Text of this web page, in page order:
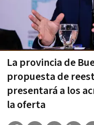
La provincia de
propuesta de
presentará a los
la oferta